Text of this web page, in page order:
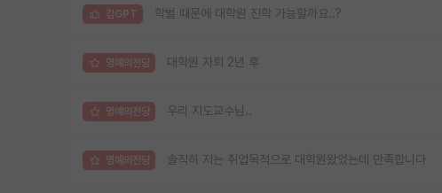
김GPT 학벌 때문에 대학원 진학 가능할까요..?
명예의전당 대학원 자퇴 2년 후
명예의전당 우리 지도교수님..
명예의전당 솔직히 저는 취업목적으로 대학원왔었는데 만족합니다